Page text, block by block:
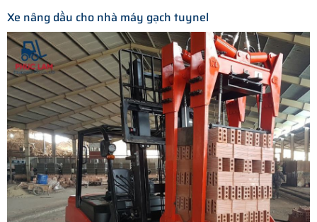
Xe nâng dầu cho nhà máy gạch tuynel